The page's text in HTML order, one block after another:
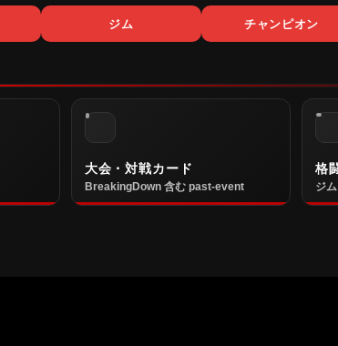
ジム チャンピオン
大会・対戦カード
BreakingDown 含む past-event
格
ジ